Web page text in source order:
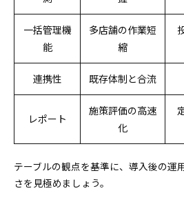
一括管理機
能
多店舗の作業短
縮
連携性 既存体制と合流
レポート
施策評価の高速
化
テーブルの観点を基準に、導入後の運
さを見極めましょう。